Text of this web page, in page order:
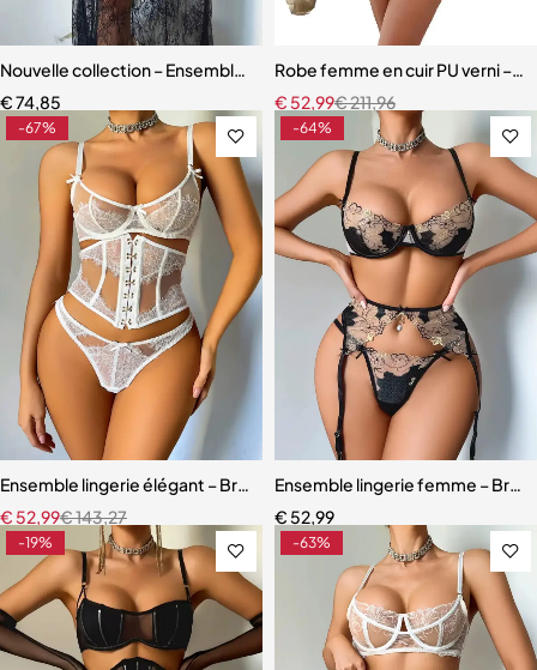
Nouvelle collection – Ensemble lingerie 3 pièces élégant et moderne
€74,85
Robe femme en cuir PU verni –
€211,96
€ 52,99
-67%
Ensemble lingerie élégant – Bretelles réglables et dentelle raffinée
€143,27
€ 52,99
-64%
Ensemble lingerie femme –
€ 52,99
-19% -63%